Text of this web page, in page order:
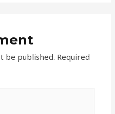
be published. Required